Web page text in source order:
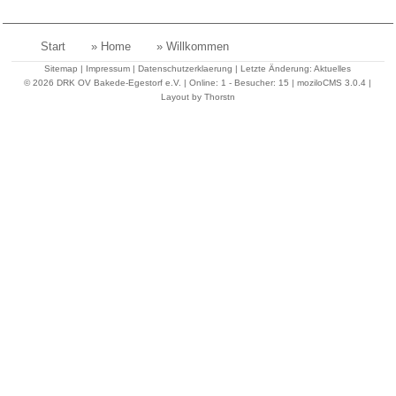
Start » Home » Willkommen
Sitemap Impressum Datenschutzerklaerung | Letzte Änderung:Aktuelles
©2026 DRK OV Bakede-Egestorf e.V. |Online: 1 - Besucher: 15 |moziloCMS 3.0.4
Layout by Thorstn